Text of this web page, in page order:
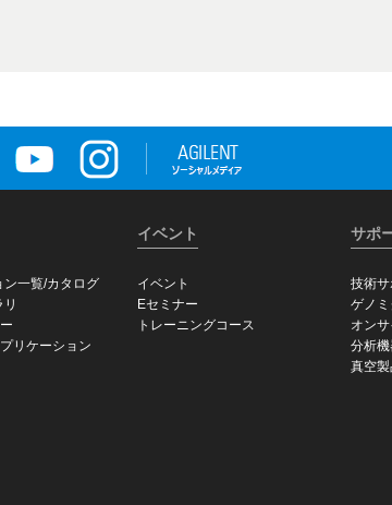
ン一覧/カタログ
リケーション
イベント
イベント
Eセミナー
トレーニングコース
サポ
技術サ
ゲノミ
オン
分析
真空